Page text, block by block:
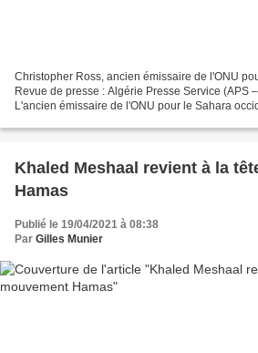
Christopher Ross, ancien émissaire de l'ONU
Revue de presse : Algérie Presse Service (APS
L'ancien émissaire de l'ONU pour le Sahara
Khaled Meshaal revient à la
Hamas
Publié le 19/04/2021 à 08:38
Par Gilles Munier